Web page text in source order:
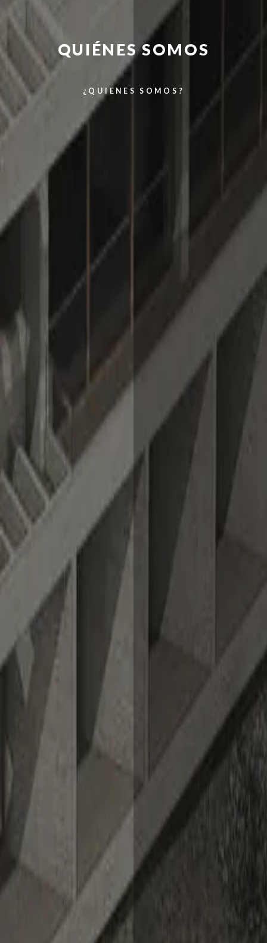
QUIÉNES SOMOS
¿QUIENES SOMOS?